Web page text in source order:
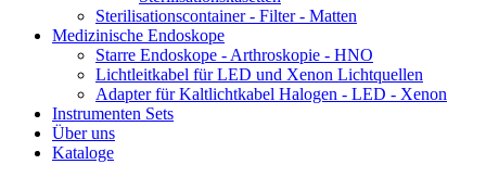
Sterilisationscontainer - Filter - Matten
Medizinische Endoskope
Starre Endoskope - Arthroskopie - HNO
Lichtleitkabel für LED und Xenon Lichtquellen
Adapter für Kaltlichtkabel Halogen - LED - Xenon
Instrumenten Sets
Über uns
Kataloge